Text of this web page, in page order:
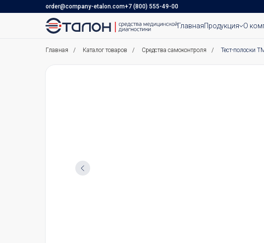
order@company-etalon.com+7 (800) 555-49-00
ГлавнаяПродукция О
Главная / Каталог товаров / Средства самоконтроля / Тест-полоски